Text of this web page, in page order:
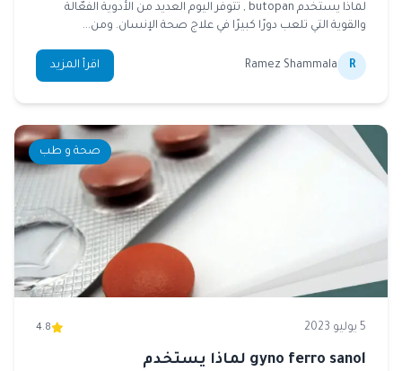
لماذا يستخدم butopan , تتوفر اليوم العديد من الأدوية الفعّالة
والقوية التي تلعب دورًا كبيرًا في علاج صحة الإنسان. ومن...
R
Ramez Shammala اقرأ المزيد
صحة و طب
5 يوليو 2023 4.8
gyno ferro sanol لماذا يستخدم